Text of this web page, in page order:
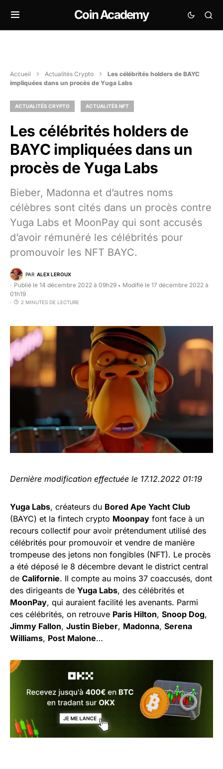
Coin Academy
Accueil Actualités Crypto
Les célébrités holders de BAYC
impliquées dans un procès de Yuga Labs
ACTUALITÉS CRYPTO ACTUALITÉS NFT
Les célébrités holders de
BAYC impliquées dans un
procès de Yuga Labs
Bieber, Madonna et d’autres noms
célèbres sont cités dans un procès contre
Yuga Labs et MoonPay qui sont accusés
d’avoir rémunéré les célébrités pour
promouvoir les NFT BAYC.
PAR ALEX LEROUX
Publié le 14 décembre 2022 à 09h29 • Modifié le 17 décembre 2022 à
01h19
2 MINUTES DE LECTURE
Dernière modification effectuée le 17.12.2022 01:19
Yuga Labs, créateurs du Bored Ape Yacht Club
(BAYC) et la fintech crypto Moonpay font face à un
recours collectif pour avoir prétendument utilisé des
célébrités pour promouvoir et vendre de manière
trompeuse des jetons non fongibles (NFT). Le procès
a été déposé le 8 décembre devant le district central
de Californie. Il compte au moins 37 coaccusés, dont
des dirigeants de Yuga Labs, des célébrités et
MoonPay, qui auraient facilité les avenants. Parmi
ces célébrités, on retrouve Paris Hilton, Snoop Dog,
Jimmy Fallon, Justin Bieber, Madonna, Serena
Williams, Post Malone…